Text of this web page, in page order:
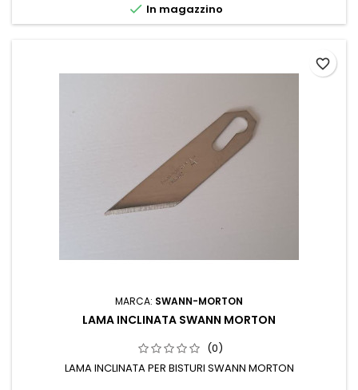
 In magazzino
MARCA: SWANN-MORTON
LAMA INCLINATA SWANN MORTON
(0)
LAMA INCLINATA PER BISTURI SWANN MORTON
favorite_border